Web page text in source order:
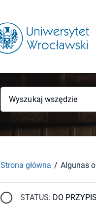
Wyszukaj wszędzie
Strona główna
STATUS: DO